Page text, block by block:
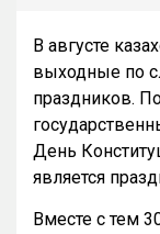
В августе
выходные по
праздников.
День
является
Вместе с тем